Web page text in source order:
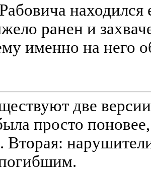
ранен и
именно на него
две
просто
Вторая: